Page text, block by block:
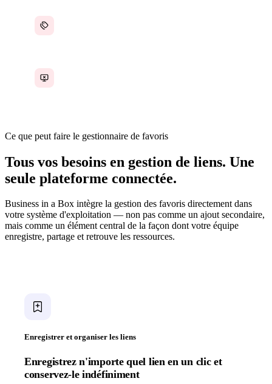
Ce que peut faire le gestionnaire de favoris
Tous vos besoins en gestion de liens. Une
seule plateforme connectée.
Business in a Box intègre la gestion des favoris directement dans
votre système d'exploitation — non pas comme un ajout secondaire,
mais comme un élément central de la façon dont votre équipe
enregistre, partage et retrouve les ressources.
Enregistrer et organiser les liens
Enregistrez n'importe quel lien en un clic et
conservez-le indéfiniment